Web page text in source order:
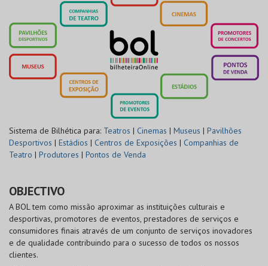
Sistema de Bilhética para: Teatros | Cinemas | Museus | Pavilhões
Desportivos | Estádios | Centros de Exposições | Companhias de
Teatro | Produtores | Pontos de Venda
OBJECTIVO
A BOL tem como missão aproximar as instituições culturais e
desportivas, promotores de eventos, prestadores de serviços e
consumidores finais através de um conjunto de serviços inovadores
e de qualidade contribuindo para o sucesso de todos os nossos
clientes.